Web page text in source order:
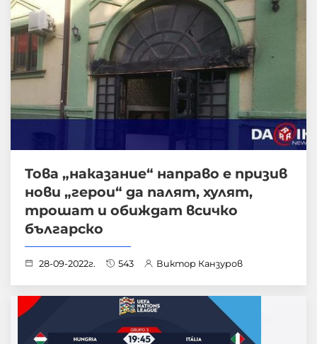
Това „наказание“ направо е призив
нови „герои“ да палят, хулят,
трошат и обиждат всичко
българско
28-09-2022г. 543 Виктор Канзуров